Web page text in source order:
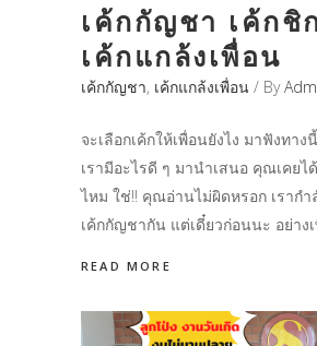
เค้กกัญชา เค้กชิ
เค้กแกล้งเพื่อน
เค้กกัญชา, เค้กแกล้งเพื่อน By
จะเลือกเค้กให้เพื่อนยังไง มาฟังทา
เรามีอะไรดี ๆ มานำเสนอ คุณเคย
ไหม ใช่!! คุณอ่านไม่ผิดหรอก เรากำ
เค้กกัญชากัน แต่เดี๋ยวก่อนนะ อย่าง
READ MORE